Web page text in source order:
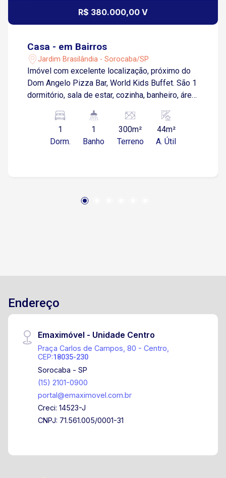
R$ 380.000,00 V
Casa - em Bairros
Jardim Brasilândia - Sorocaba/SP
Imóvel com excelente localização, próximo do
Dom Angelo Pizza Bar, World Kids Buffet. São 1
dormitório, sala de estar, cozinha, banheiro, área
BRASILANDIA TESTADA PRINCIPAL: 10,000000
m ÁREA TERRITORIAL: 300,000000 m2 ÁREA
CONSTRUÍDA ATUAL: 44,250000 m2 Medidas
1
Dorm.
1
Banho
300m²
Terreno
44m²
A. Útil
Endereço
Emaximóvel - Unidade Centro
Praça Carlos de Campos, 80 - Centro,
CEP:18035-230
Sorocaba - SP
(15) 2101-0900
portal@emaximovel.com.br
Creci: 14523-J
CNPJ: 71.561.005/0001-31